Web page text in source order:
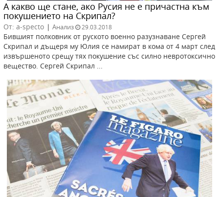
А какво ще стане, ако Русия не е причастна към
покушението на Скрипал?
От: a-specto | Анализ 29.03.2018
Бившият полковник от руското военно разузнаване Сергей
Скрипал и дъщеря му Юлия се намират в кома от 4 март след
извършеното срещу тях покушение със силно невротоксично
вещество. Сергей Скрипал ...